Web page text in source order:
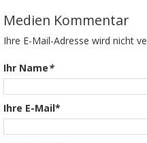
Medien Kommentar
Ihre E-Mail-Adresse wird nicht
Ihr Name*
Ihre E-Mail*